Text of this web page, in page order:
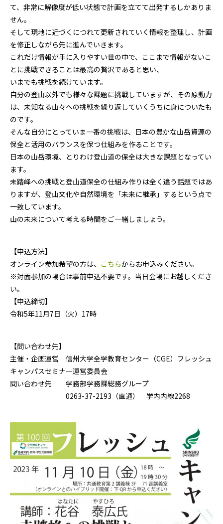
て、非常に解像度が低い状態で計画を立てて出発するしかありま
せん。
そして現地に近づくにつれて更新されていく情報を整理し、計画
を修正しながら先に進んでいきます。
これだけ情報が手に入りやすい世の中で、ここまで情報がないこ
とに挑戦できることは最高の贅沢であると思い、
いまでも挑戦を続けています。
自分の登山以外でも様々な課題に挑戦していますが、その原動力
は、未知なる山々への挑戦を繰り返していくうちに身についたも
のです。
そんな自分にとっていま一番の挑戦は、日本の豊かな山岳資源の
保全と活用のバランスを保つ仕組みを作ることです。
日本の山岳環境、とりわけ登山道の保全は大きな課題となってい
ます。
未踏峰への挑戦と登山道保全の仕組み作りは全く違う話題ではあ
りますが、登山文化や自然環境を「未来に継承」するという点で
一致しています。
山の未来について考える時間をご一緒しましょう。
【申込方法】
オンライン参加希望の方は、 こちらからお申込みください。
※対面参加の場合は事前申込不要です。当日会場にお越しくださ
い。
【申込締切】
令和5年11月7日（火）17時
【問い合わせ先】
主催・企画運営 信州大学全学教育センター（CGE）フレッシュ
キャンパスセミナー運営委員会
問い合わせ先 学務部学務課総務グループ
0263-37-2193（直通） 学内内線2268